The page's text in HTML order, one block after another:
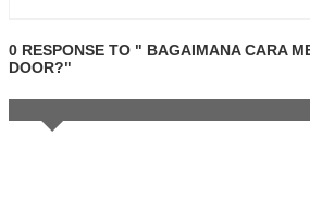
0 RESPONSE TO " BAGAIMANA CARA
DOOR?"